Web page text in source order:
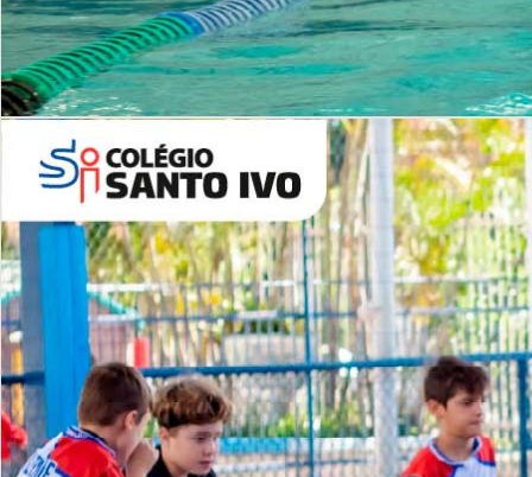
Período Integral | Saiba mais
Lista de vídeos
NOSSOCANAL